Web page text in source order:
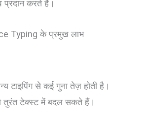
करते हैं।
Typing के प्रमुख लाभ
टाइपिंग से कई गुना तेज़ होती है।
तुरंत टेक्स्ट में बदल सकते हैं।